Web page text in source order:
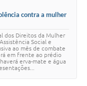
contra a mulher
dos Direitos da Mulher
Social e
ao mês de combate
em frente ao prédio
erva-mate e água